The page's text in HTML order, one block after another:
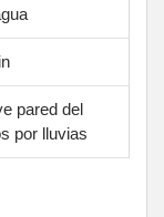
pared del
por lluvias